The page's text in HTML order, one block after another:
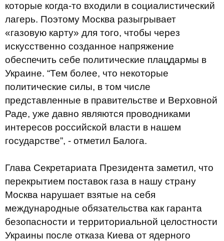
которые когда-то входили в социалистический
лагерь. Поэтому Москва разыгрывает
«газовую карту» для того, чтобы через
искусственно созданное напряжение
обеспечить себе политические плацдармы в
Украине. “Тем более, что некоторые
политические силы, в том числе
представленные в правительстве и Верховной
Раде, уже давно являются проводниками
интересов российской власти в нашем
государстве”, - отметил Балога.
Глава Секретариата Президента заметил, что
перекрытием поставок газа в нашу страну
Москва нарушает взятые на себя
международные обязательства как гаранта
безопасности и территориальной целостности
Украины после отказа Киева от ядерного